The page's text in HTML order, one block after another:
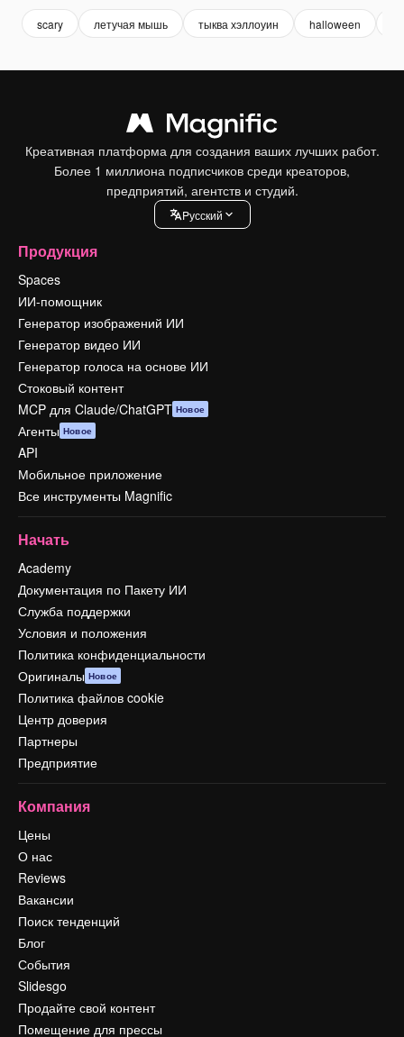
scary летучая мышь тыква хэллоуин halloween
Креативная платформа для создания ваших лучших работ.
Более 1 миллиона подписчиков среди креаторов,
предприятий, агентств и студий.
Pусский
Продукция
Spaces
ИИ-помощник
Генератор изображений ИИ
Генератор видео ИИ
Генератор голоса на основе ИИ
Стоковый контент
MCP для Claude/ChatGPT Новое
Агенты Новое
API
Мобильное приложение
Все инструменты Magnific
Начать
Academy
Документация по Пакету ИИ
Служба поддержки
Условия и положения
Политика конфиденциальности
Оригиналы Новое
Политика файлов cookie
Центр доверия
Партнеры
Предприятие
Компания
Цены
О нас
Reviews
Вакансии
Поиск тенденций
Блог
События
Slidesgo
Продайте свой контент
Помещение для прессы